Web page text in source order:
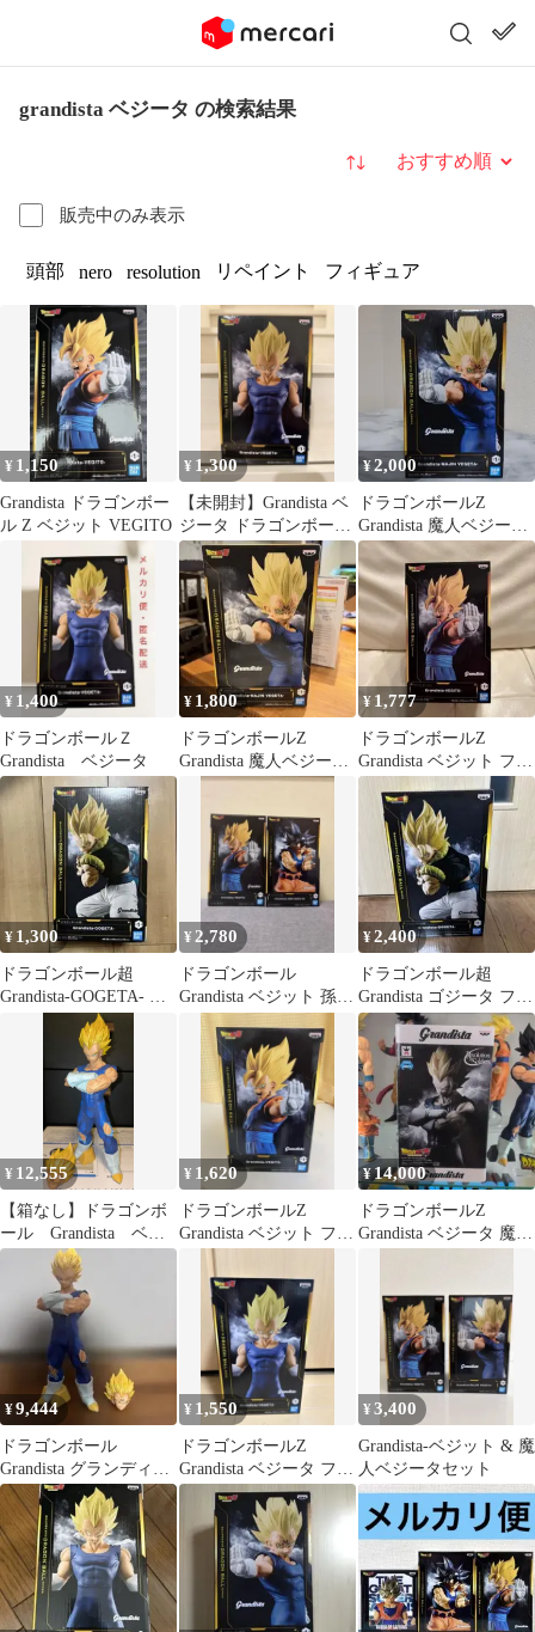
grandista ベジータ の検索結果
販売中のみ表示
並び替え
頭部 nero resolution リペイント フィギュア
¥ 1,150
Grandista ドラゴンボー
ル Z ベジット VEGITO
¥ 1,300
【未開封】Grandista ベ
ジータ ドラゴンボール
Z Vegeta
¥2,000
ドラゴンボールZ
Grandista 魔人ベジータ
フィギュア
¥ 1,400
ドラゴンボールＺ
Grandista ベジータ
¥ 1,800
ドラゴンボールZ
Grandista 魔人ベジータ
フィギュア
¥ 1,777
ドラゴンボールZ
Grandista ベジット フィ
ギュア
¥ 1,300
ドラゴンボール超
Grandista-GOGETA- フ
¥2,780
ドラゴンボール
Grandista ベジット 孫悟
¥2,400
ドラゴンボール超
Grandista ゴジータ フィ
ギュア
¥ 12,555
【箱なし】ドラゴンボ
ール Grandista ベジ
ータ 魔人ベジータ
¥ 1,620
ドラゴンボールZ
Grandista ベジット フィ
ギュア
¥14,000
ドラゴンボールZ
Grandista ベジータ 魔人
¥9,444
ドラゴンボール
Grandista グランディス
タ ベジータ
¥ 1,550
ドラゴンボールZ
Grandista ベジータ フィ
ギュア
¥3,400
Grandista-ベジット & 魔
人ベジータセット